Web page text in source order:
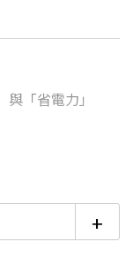
18家銀行/業者
回饋25%
買「省電力」
+